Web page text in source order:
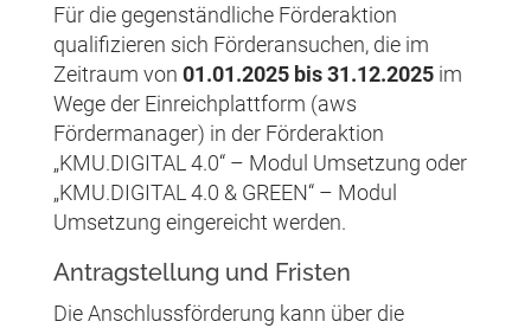
Für die gegenständliche Förderaktion
qualifizieren sich Förderansuchen, die im
Zeitraum von 01.01.2025 bis 31.12.2025im
Wege der Einreichplattform (aws
Fördermanager) in der Förderaktion
„KMU.DIGITAL 4.0“ – Modul Umsetzung oder
„KMU.DIGITAL 4.0 & GREEN“ – Modul
Umsetzung eingereicht werden.
Antragstellung und Fristen
Die Anschlussförderung kann über die